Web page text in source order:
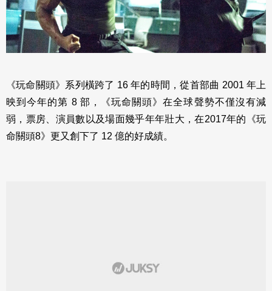
《玩命關頭》系列橫跨了 16 年的時間，從首部曲 2001 年上
映到今年的第 8 部，《玩命關頭》在全球聲勢不僅沒有減
弱，票房、演員數以及場面幾乎年年壯大，在2017年的《玩
命關頭8》更又創下了 12 億的好成績。